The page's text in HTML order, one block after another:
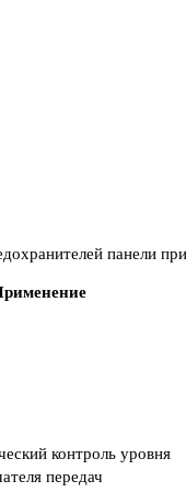
панели
контроль уровня
передач